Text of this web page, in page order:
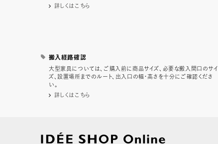
詳しくはこちら
搬入経路確認
大型家具については、ご購入前に商品サイズ、必要な搬入間口のサイ
ズ、設置場所までのルート、出入口の幅・高さを十分にご確認くださ
い。
詳しくはこちら